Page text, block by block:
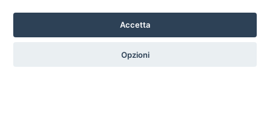
Tel. +39 3505286617 Email: crsradiatori@gmail.com P.iva:
Accetta
Opzioni